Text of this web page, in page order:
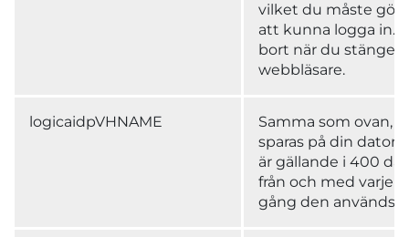
vilket du måste
att kunna logga in.
bort när du stänger
webbläsare.
logicaidpVHNAME
Samma som ovan,
sparas på din dator
är gällande i 400
från och med varje
gång den används.